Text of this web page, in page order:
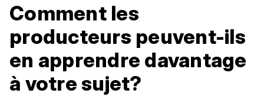
Comment les
producteurs peuvent-ils
en apprendre davantage
à votre sujet?